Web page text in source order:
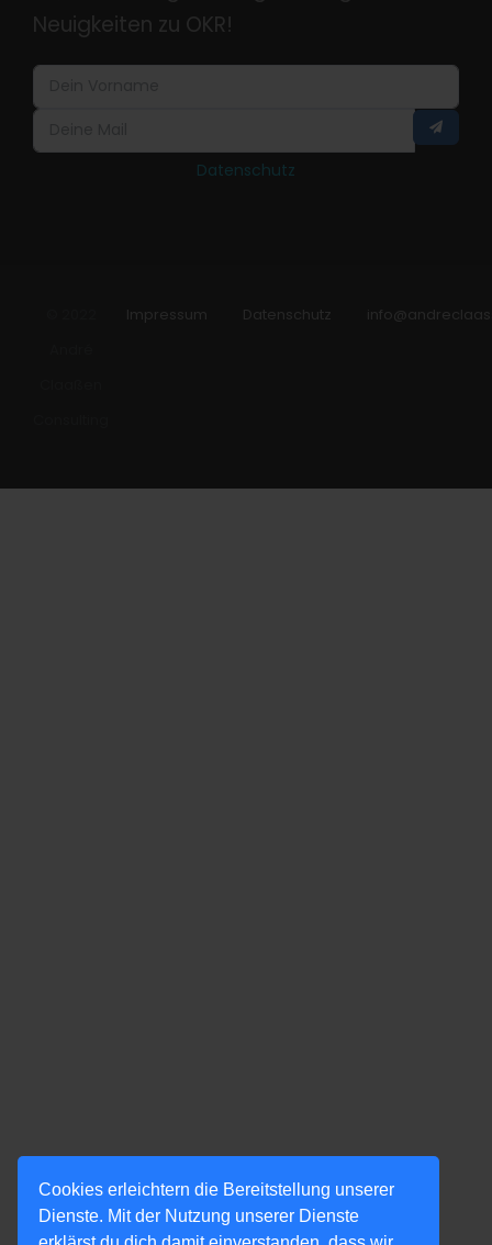
Cookies erleichtern die Bereitstellung unserer
Dienste. Mit der Nutzung unserer Dienste
Neuigkeiten zu OKR!
Datenschutz
Impressum Datenschutz